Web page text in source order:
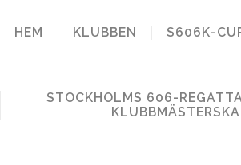
HEM KLUBBEN S606K-
STOCKHOLMS 606-
606